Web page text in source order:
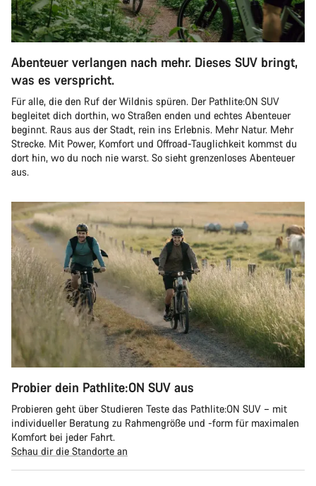
Abenteuer verlangen nach mehr. Dieses SUV bringt,
was es verspricht.
Für alle, die den Ruf der Wildnis spüren. Der Pathlite:ON SUV
begleitet dich dorthin, wo Straßen enden und echtes Abenteuer
beginnt. Raus aus der Stadt, rein ins Erlebnis. Mehr Natur. Mehr
Strecke. Mit Power, Komfort und Offroad-Tauglichkeit kommst du
dort hin, wo du noch nie warst. So sieht grenzenloses Abenteuer
aus.
Probier dein Pathlite:ON SUV aus
Probieren geht über Studieren Teste das Pathlite:ON SUV – mit
individueller Beratung zu Rahmengröße und -form für maximalen
Komfort bei jeder Fahrt.
Schau dir die Standorte an